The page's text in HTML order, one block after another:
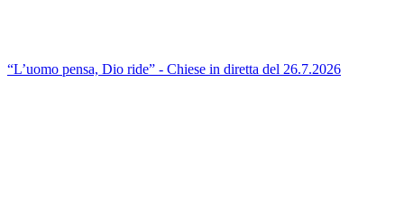
“L’uomo pensa, Dio ride” - Chiese in diretta del 26.7.2026